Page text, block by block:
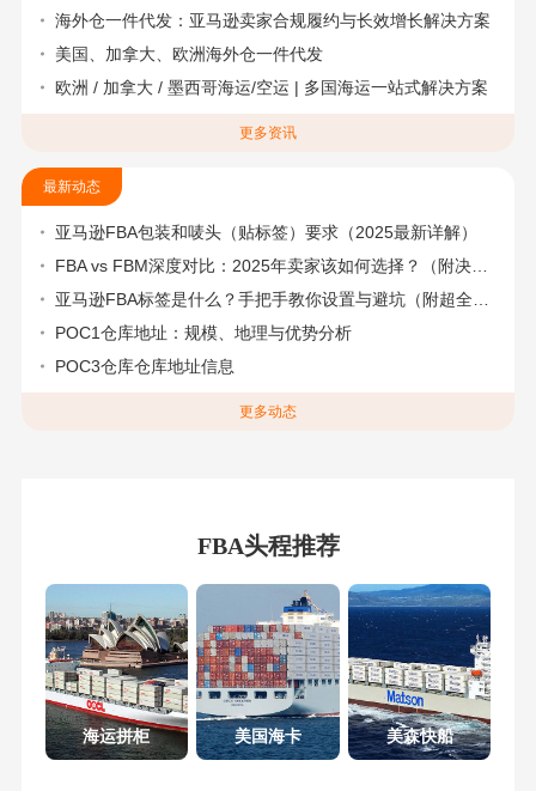
海外仓一件代发：亚马逊卖家合规履约与长效增长解决方案
美国、加拿大、欧洲海外仓一件代发
欧洲 / 加拿大 / 墨西哥海运/空运 | 多国海运一站式解决方案
更多资讯
最新动态
亚马逊FBA包装和唛头（贴标签）要求（2025最新详解）
FBA vs FBM深度对比：2025年卖家该如何选择？（附决策流程图）
亚马逊FBA标签是什么？手把手教你设置与避坑（附超全指南）
POC1仓库地址：规模、地理与优势分析
POC3仓库仓库地址信息
更多动态
FBA头程推荐
海运拼柜 美国海卡 美森快船